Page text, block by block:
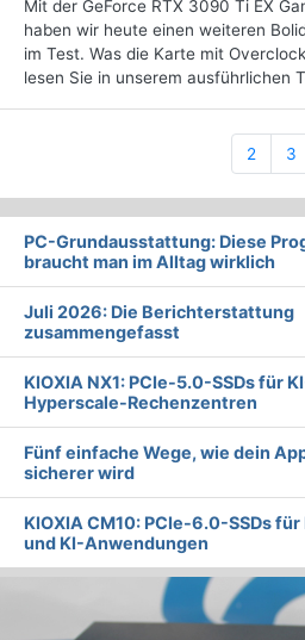
Mit der GeForce RTX 3090 Ti EX
haben wir heute einen weiteren
im Test. Was die Karte mit
lesen Sie in unserem ausführlichen
2 3
PC-Grundausstattung: Diese
braucht man im Alltag wirklich
Juli 2026: Die Bericht­erstattung
zusammengefasst
KIOXIA NX1: PCIe-5.0-SSDs für
Hyperscale-Rechenzentren
Fünf einfache Wege, wie dein
sicherer wird
KIOXIA CM10: PCIe-6.0-SSDs
und KI-Anwendungen